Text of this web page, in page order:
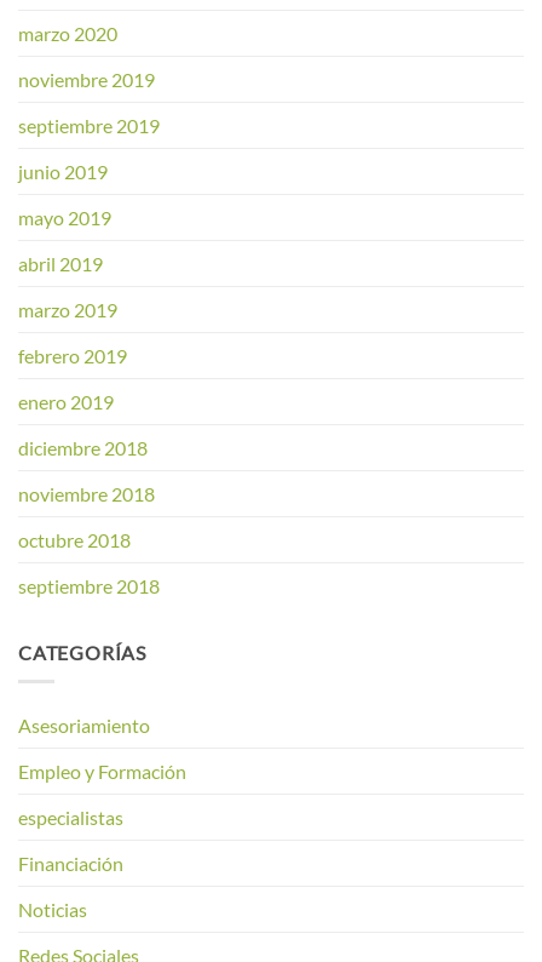
marzo 2020
noviembre 2019
septiembre 2019
junio 2019
mayo 2019
abril 2019
marzo 2019
febrero 2019
enero 2019
diciembre 2018
noviembre 2018
octubre 2018
septiembre 2018
CATEGORÍAS
Asesoriamiento
Empleo y Formación
especialistas
Financiación
Noticias
Redes Sociales